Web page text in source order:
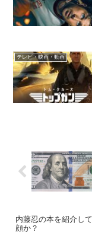
テレビ・映画・動画
内藤忍の本を紹介し
顔か？